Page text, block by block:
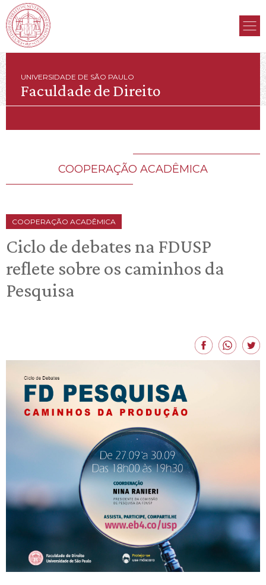
UNIVERSIDADE DE SÃO PAULO
Faculdade de Direito
COOPERAÇÃO ACADÊMICA
COOPERAÇÃO ACADÊMICA
Ciclo de debates na FDUSP
reflete sobre os caminhos da
Pesquisa